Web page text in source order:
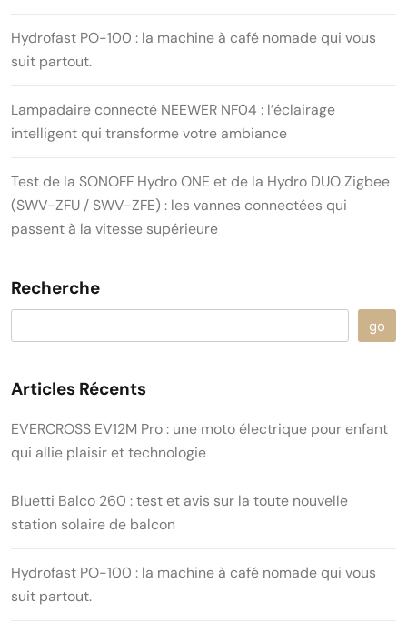
Hydrofast PO-100 : la machine à café nomade qui vous
suit partout.
Lampadaire connecté NEEWER NF04 : l’éclairage
intelligent qui transforme votre ambiance
Test de la SONOFF Hydro ONE et de la Hydro DUO Zigbee
(SWV-ZFU / SWV-ZFE) : les vannes connectées qui
passent à la vitesse supérieure
Recherche
go
Articles Récents
EVERCROSS EV12M Pro : une moto électrique pour enfant
qui allie plaisir et technologie
Bluetti Balco 260 : test et avis sur la toute nouvelle
station solaire de balcon
Hydrofast PO-100 : la machine à café nomade qui vous
suit partout.